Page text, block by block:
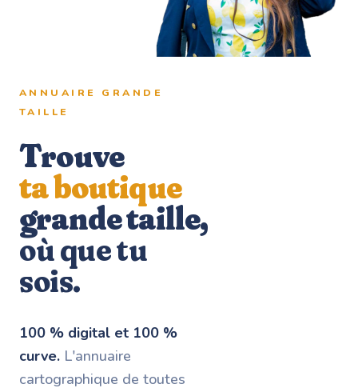
ANNUAIRE GRANDE
TAILLE
Trouve
ta boutique
grande taille,
où que tu
sois.
100 % digital et 100 %
curve. L'annuaire
cartographique de toutes